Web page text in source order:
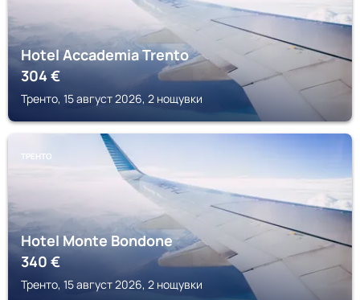
Hotel Accademia Trento
304€
Тренто, 15 август 2026, 2 нощувки
ТРЕНТО
Hotel Monte Bondone
340€
Тренто, 15 август 2026, 2 нощувки